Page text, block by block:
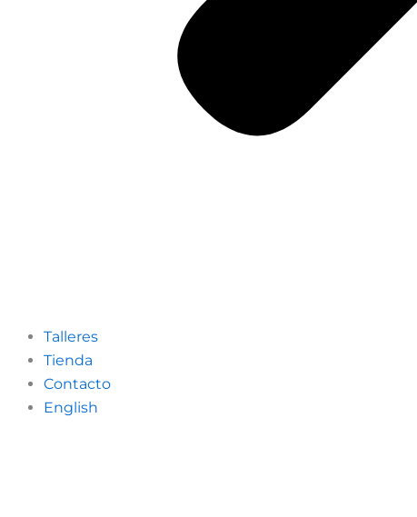
Talleres
Tienda
Contacto
English